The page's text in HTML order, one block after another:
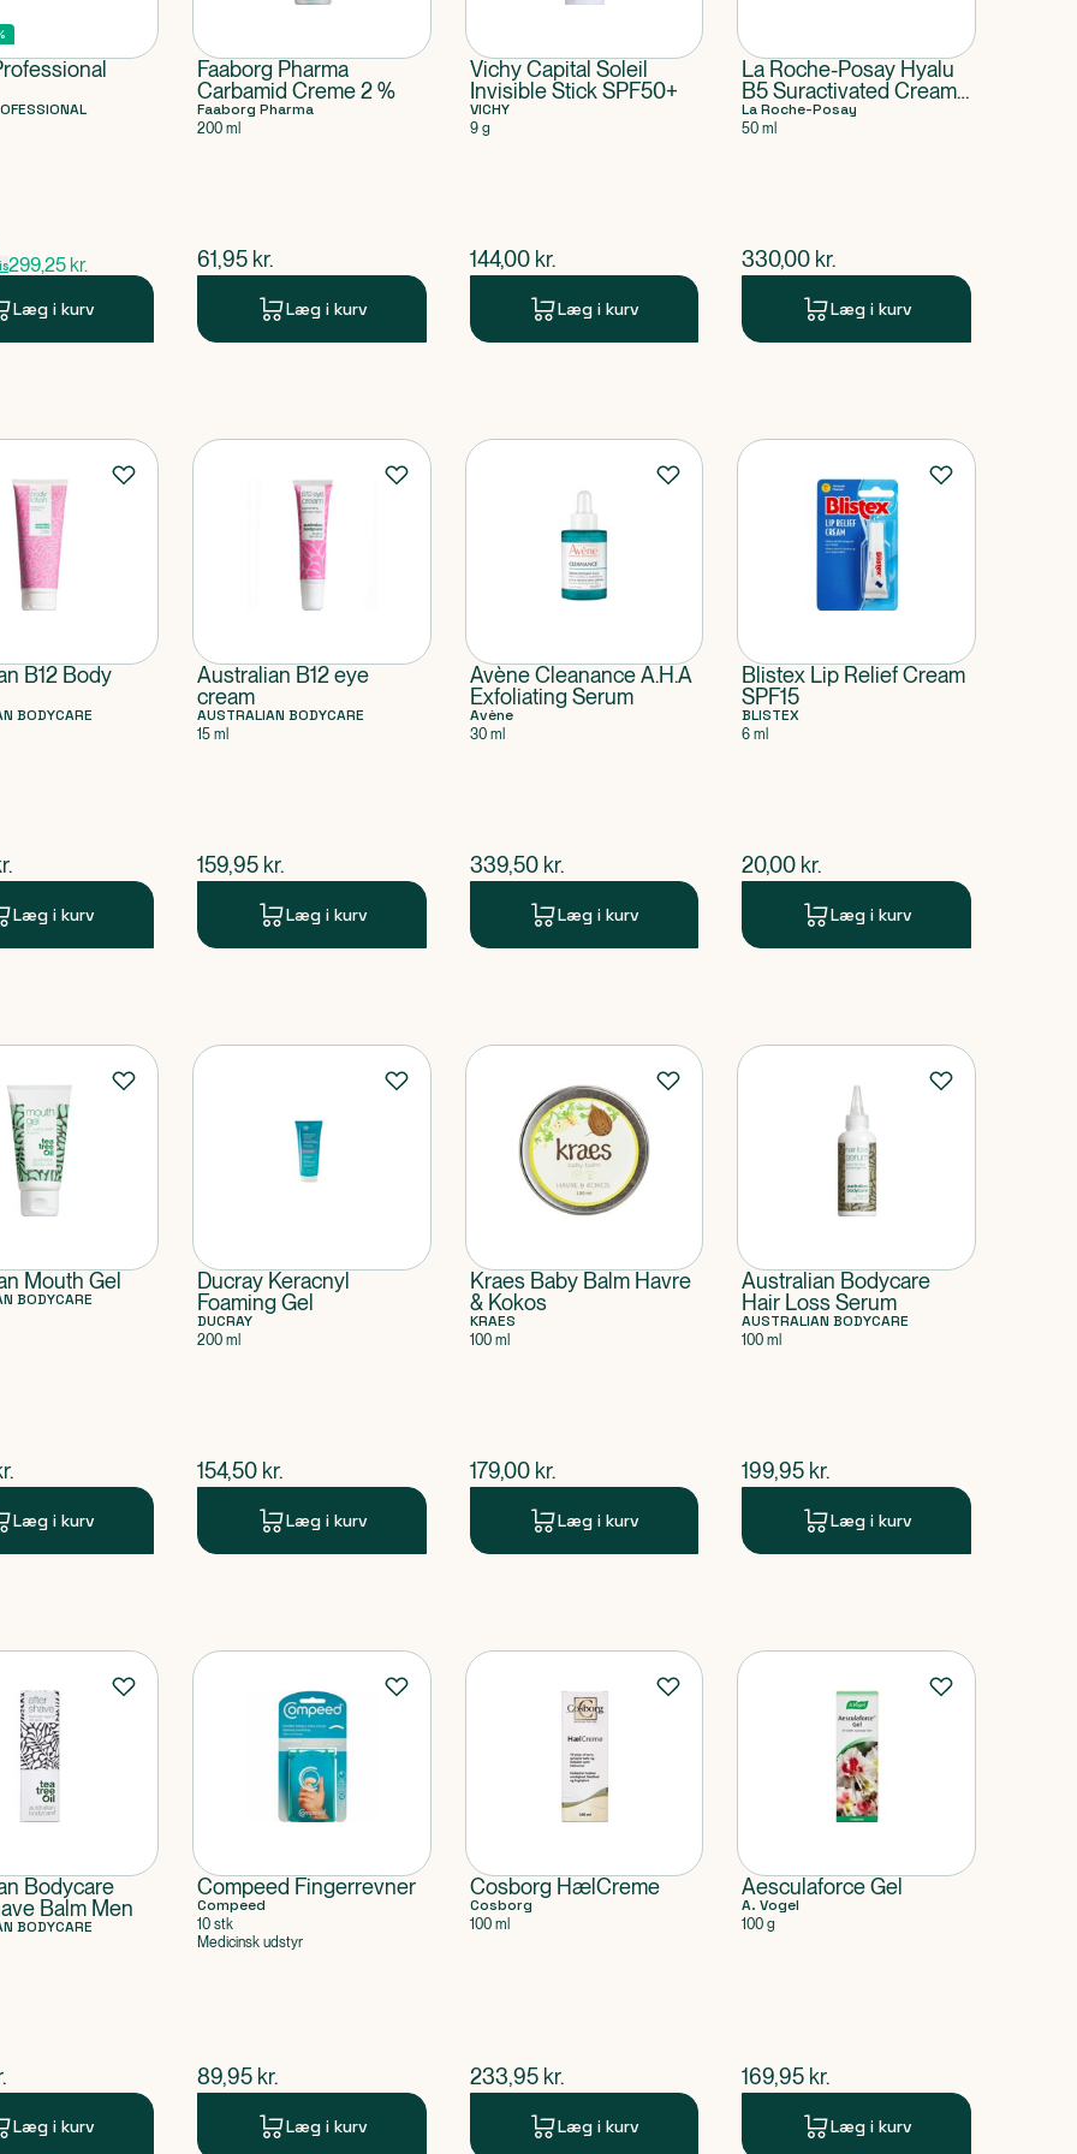
299,25 kr.
Læg i kurv
Faaborg Pharma
Carbamid Creme 2 %
Faaborg Pharma
200 ml
$nuværende pris
61,95 kr.
Læg i kurv
Vichy Capital Soleil
Invisible Stick SPF50+
VICHY
9 g
$nuværende pris
144,00 kr.
Læg i kurv
La Roche-Posay Hyalu
B5 Suractivated Cream
SPF 30 Refill
La Roche-Posay
50 ml
$nuværende pris
330,00 kr.
Læg i kurv
B12 Body
BODYCARE
pris
Læg i kurv
Australian B12 eye
cream
AUSTRALIAN BODYCARE
15 ml
$nuværende pris
159,95 kr.
Læg i kurv
Avène Cleanance A.H.A
Exfoliating Serum
Avène
30 ml
$nuværende pris
339,50 kr.
Læg i kurv
Blistex Lip Relief Cream
SPF15
BLISTEX
6 ml
$nuværende pris
20,00 kr.
Læg i kurv
Mouth Gel
BODYCARE
pris
Læg i kurv
Ducray Keracnyl
Foaming Gel
DUCRAY
200 ml
$nuværende pris
154,50 kr.
Læg i kurv
Kraes Baby Balm Havre
& Kokos
KRAES
100 ml
$nuværende pris
179,00 kr.
Læg i kurv
Australian Bodycare
Hair Loss Serum
AUSTRALIAN BODYCARE
100 ml
$nuværende pris
199,95 kr.
Læg i kurv
Bodycare
Balm Men
BODYCARE
pris
Læg i kurv
Compeed Fingerrevner
Compeed
10 stk
Medicinsk udstyr
$nuværende pris
89,95 kr.
Læg i kurv
Cosborg HælCreme
Cosborg
100 ml
$nuværende pris
233,95 kr.
Læg i kurv
Aesculaforce Gel
A. Vogel
100 g
$nuværende pris
169,95 kr.
Læg i kurv